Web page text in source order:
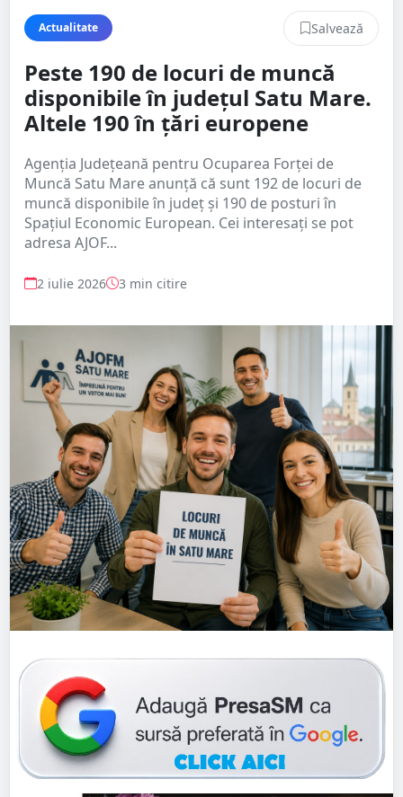
Actualitate Salvează
Peste 190 de locuri de muncă
disponibile în județul Satu Mare.
Altele 190 în țări europene
Agenția Județeană pentru Ocuparea Forței de
Muncă Satu Mare anunță că sunt 192 de locuri de
muncă disponibile în județ și 190 de posturi în
Spațiul Economic European. Cei interesați se pot
adresa AJOF...
2 iulie 2026 3 min citire